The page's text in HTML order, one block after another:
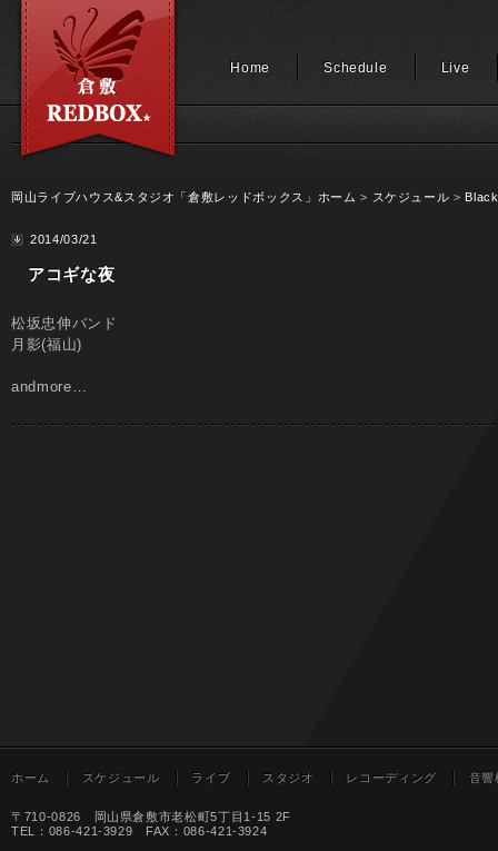
Home Schedule Live
岡山ライブハウス&スタジオ「倉敷レッドボックス」ホーム > スケジュール >
2014/03/21
アコギな夜
松坂忠伸バンド
月影(福山)
andmore…
ホーム スケジュール ライブ スタジオ レコーディング 音響
〒710-0826 岡山県倉敷市老松町5丁目1-15 2F
TEL：086-421-3929 FAX：086-421-3924